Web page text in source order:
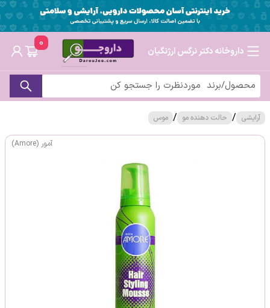
داروخانه دکتر نرگس ارژنگیان
0
آرایشی / حالت دهنده مو / موس
آمور (Amore)